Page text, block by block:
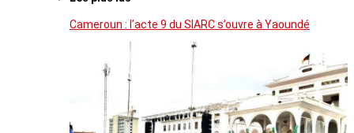
Cameroun : l’acte 9 du SIARC s’ouvre à Yaoundé